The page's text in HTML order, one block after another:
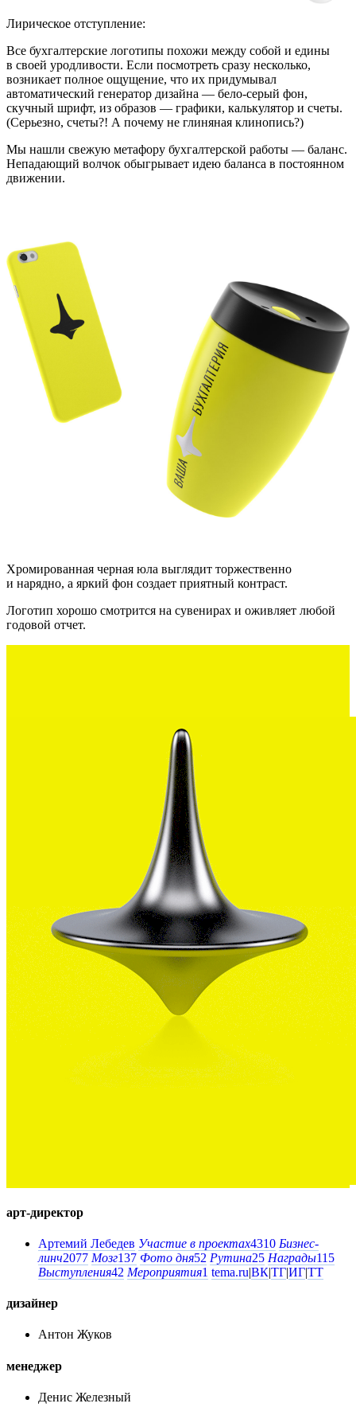
Лирическое отступление:
Все бухгалтерские логотипы похожи между собой и едины
в своей уродливости. Если посмотреть сразу несколько,
возникает полное ощущение, что их придумывал
автоматический генератор дизайна — бело-серый фон,
скучный шрифт, из образов — графики, калькулятор и счеты.
(Серьезно, счеты?! А почему не глиняная клинопись?)
Мы нашли свежую метафору бухгалтерской работы — баланс.
Непадающий волчок обыгрывает идею баланса в постоянном
движении.
Хромированная черная юла выглядит торжественно
и нарядно, а яркий фон создает приятный контраст.
Логотип хорошо смотрится на сувенирах и оживляет любой
годовой отчет.
арт-директор
Артемий Лебедев Участие в проектах4310 Бизнес-
линч2077 Мозг137 Фото дня52 Рутина25 Награды115
Выступления42 Мероприятия1 tema.ru|ВК|ТГ|ИГ|ТТ
дизайнер
Антон Жуков
менеджер
Денис Железный